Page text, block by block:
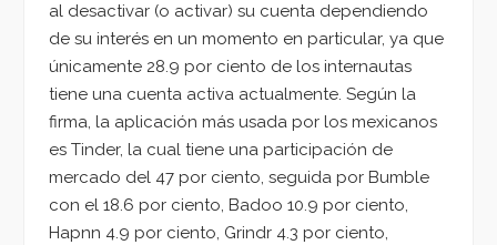
al desactivar (o activar) su cuenta dependiendo
de su interés en un momento en particular, ya que
únicamente 28.9 por ciento de los internautas
tiene una cuenta activa actualmente. Según la
firma, la aplicación más usada por los mexicanos
es Tinder, la cual tiene una participación de
mercado del 47 por ciento, seguida por Bumble
con el 18.6 por ciento, Badoo 10.9 por ciento,
Hapnn 4.9 por ciento, Grindr 4.3 por ciento,